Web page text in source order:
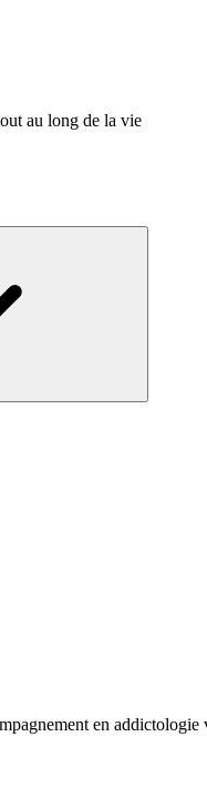
au long de la vie
en addictologie